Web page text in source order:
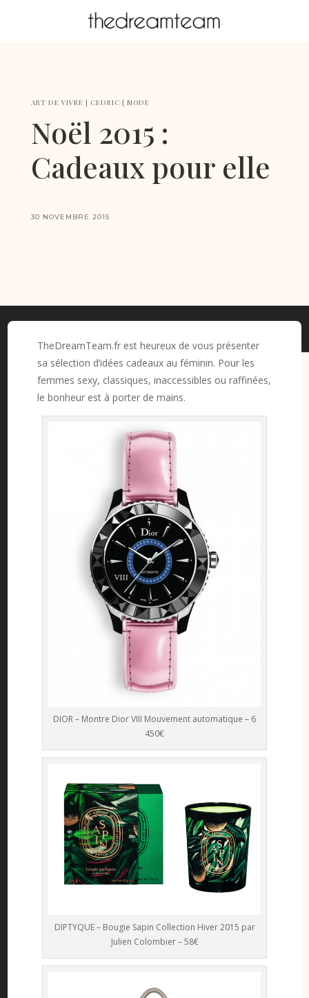
ART DE VIVRE | CEDRIC | MODE
Noël 2015 :
Cadeaux pour elle
30 NOVEMBRE 2015
TheDreamTeam.fr est heureux de vous présenter
sa sélection d’idées cadeaux au féminin. Pour les
femmes sexy, classiques, inaccessibles ou raffinées,
le bonheur est à porter de mains.
DIOR – Montre Dior VIII Mouvement automatique – 6
450€
DIPTYQUE – Bougie Sapin Collection Hiver 2015 par
Julien Colombier – 58€